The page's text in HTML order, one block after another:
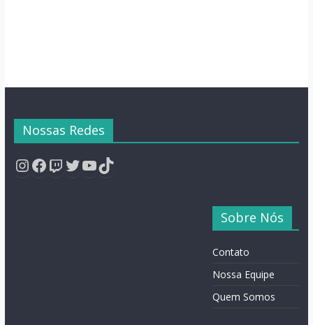
Nossas Redes
Instagram
Facebook
Twitch
Twitter
YouTube
TikTok
Sobre Nós
Contato
Nossa Equipe
Quem Somos